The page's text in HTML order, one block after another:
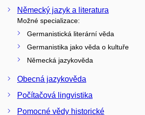
Německý jazyk a literatura
Možné specializace:
Germanistická literární věda
Germanistika jako věda o kultuře
Německá jazykověda
Obecná jazykověda
Počítačová lingvistika
Pomocné vědy historické